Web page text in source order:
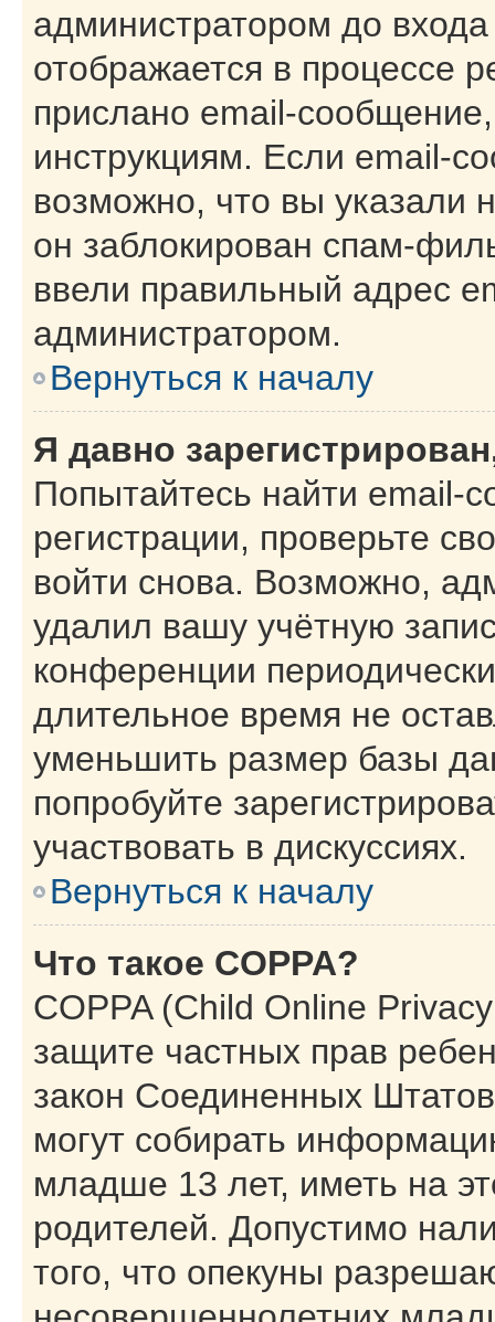
администратором до
отображается в процессе
прислано email-
инструкциям. Если email-
возможно, что вы указали
он заблокирован спам-
ввели правильный адрес
администратором.
Вернуться к началу
Я давно
Попытайтесь найти email-
регистрации, проверьте
войти снова. Возможно,
удалил вашу учётную
конференции
длительное время не
уменьшить размер базы
попробуйте
участвовать в дискуссиях.
Вернуться к началу
Что такое COPPA?
COPPA (Child Online
защите частных прав
закон Соединенных
могут собирать
младше 13 лет, иметь на
родителей. Допустимо
того, что опекуны